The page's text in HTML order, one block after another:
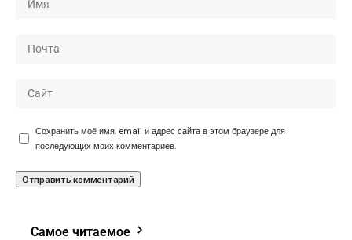
Сохранить моё имя, email и адрес сайта в этом браузере для
последующих моих комментариев.
Самое читаемое